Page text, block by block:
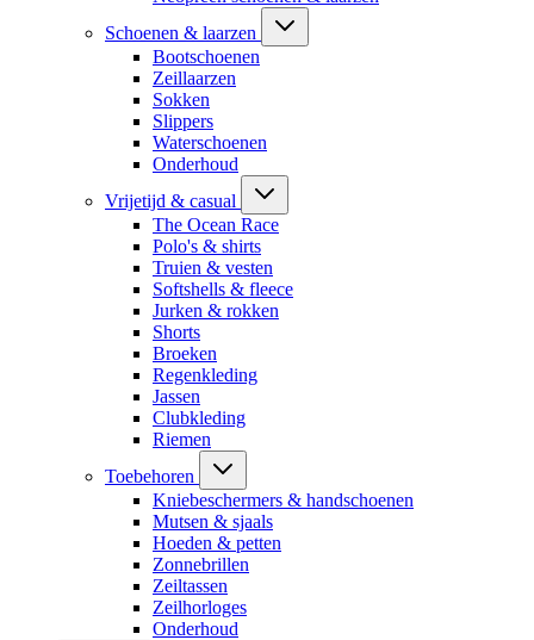
Schoenen & laarzen
Bootschoenen
Zeillaarzen
Sokken
Slippers
Waterschoenen
Onderhoud
Vrijetijd & casual
The Ocean Race
Polo's & shirts
Truien & vesten
Softshells & fleece
Jurken & rokken
Shorts
Broeken
Regenkleding
Jassen
Clubkleding
Riemen
Toebehoren
Kniebeschermers & handschoenen
Mutsen & sjaals
Hoeden & petten
Zonnebrillen
Zeiltassen
Zeilhorloges
Onderhoud